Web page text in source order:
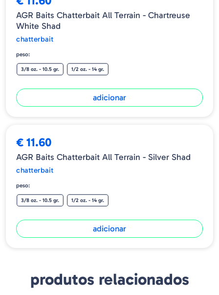
AGR Baits Chatterbait All Terrain - Chartreuse
White Shad
chatterbait
peso:
3/8 oz. - 10.5 gr. 1/2 oz. - 14 gr.
adicionar
€ 11.60
AGR Baits Chatterbait All Terrain - Silver Shad
chatterbait
peso:
3/8 oz. - 10.5 gr. 1/2 oz. - 14 gr.
adicionar
produtos relacionados